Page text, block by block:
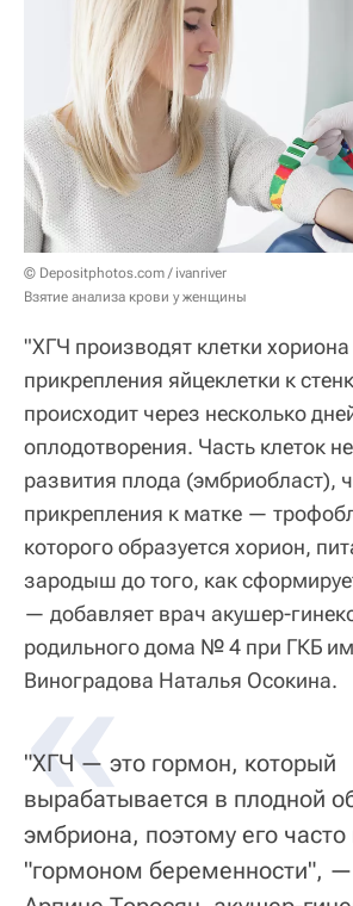
© Depositphotos.com / ivanriver
Взятие анализа крови у женщины
"ХГЧ производят клетки
прикрепления яйцеклетки к
происходит через несколько
оплодотворения. Часть клеток
развития плода (эмбриобласт),
прикрепления к матке —
которого образуется хорион,
зародыш до того, как
— добавляет врач акушер-
родильного дома № 4 при ГКБ
Виноградова Наталья Осокина.
«
"ХГЧ — это гормон, который
вырабатывается в плодной
эмбриона, поэтому его
"гормоном беременности",